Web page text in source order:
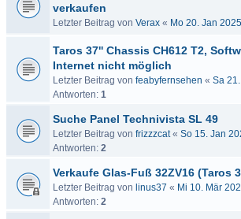
verkaufen
Letzter Beitrag von Verax « Mo 20. Jan
Taros 37'' Chassis CH612 T2,
Internet nicht möglich
Letzter Beitrag von feabyfernsehen « Sa
Antworten: 1
Suche Panel Technivista SL 49
Letzter Beitrag von frizzzcat« So 15. Jan
Antworten: 2
Verkaufe Glas-Fuß 32ZV16 (Taros
Letzter Beitrag von linus37 « Mi 10. Mär
Antworten: 2